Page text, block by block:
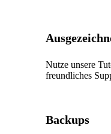
Nutze unsere
freundliches
Backups